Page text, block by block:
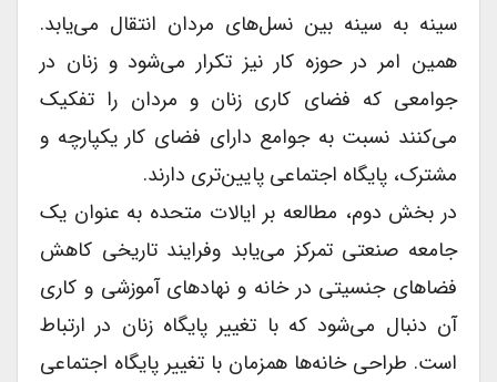
سینه به سینه بین نسل‌های مردان انتقال می‌یابد.
همین امر در حوزه کار نیز تکرار می‌شود و زنان در
جوامعی که فضای کاری زنان و مردان را تفکیک
می‌کنند نسبت به جوامع دارای فضای کار یکپارچه و
مشترک، پایگاه اجتماعی پایین‌تری دارند.
در بخش دوم، مطالعه بر ایالات متحده به عنوان یک
جامعه صنعتی تمرکز می‌یابد وفرایند تاریخی کاهش
فضاهای جنسیتی در خانه و نهادهای آموزشی و کاری
آن دنبال می‌شود که با تغییر پایگاه زنان در ارتباط
است. طراحی خانه‌ها همزمان با تغییر پایگاه اجتماعی